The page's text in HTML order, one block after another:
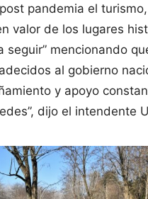
pandemia el
valor de los lugares
seguir” mencionando
al gobierno
y apoyo
dijo el intendente